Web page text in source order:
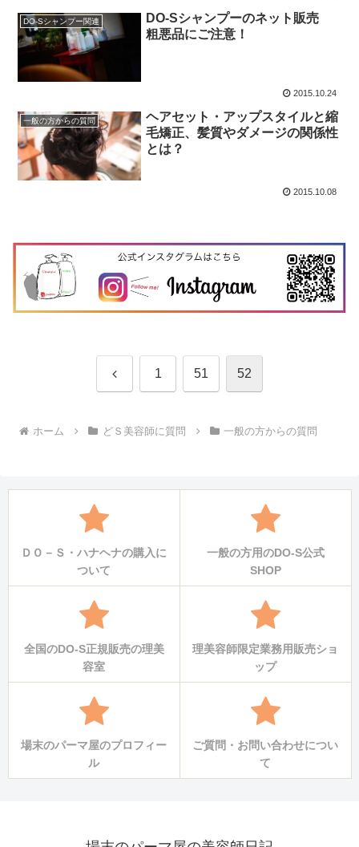
DO-Sシャンプー関連
DO-Sシャンプーのネット販売
粗悪品にご注意！
2015.10.24
一般の方からの質問
ヘアセット・アップスタイルと縮
毛矯正、髪質やダメージの関係性
とは？
2015.10.08
前 1 51 52
ホーム どＳ美容師に質問 一般の方からの質問
ＤＯ－Ｓ・ハナヘナの購入に
ついて
一般の方用のDO-S公式
SHOP
全国のDO-S正規販売の理美
容室
理美容師限定業務用販売ショ
ップ
場末のパーマ屋のプロフィー
ル
ご質問・お問い合わせについ
て